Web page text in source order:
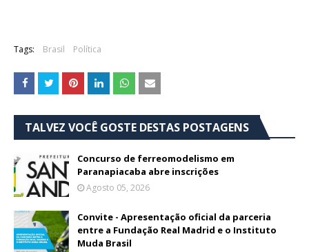
Tags: Brasil Política
TALVEZ VOCÊ GOSTE DESTAS POSTAGENS
Concurso de ferreomodelismo em
Paranapiacaba abre inscrições
Agosto 05, 2026
Convite - Apresentação oficial da parceria
entre a Fundação Real Madrid e o Instituto
Muda Brasil